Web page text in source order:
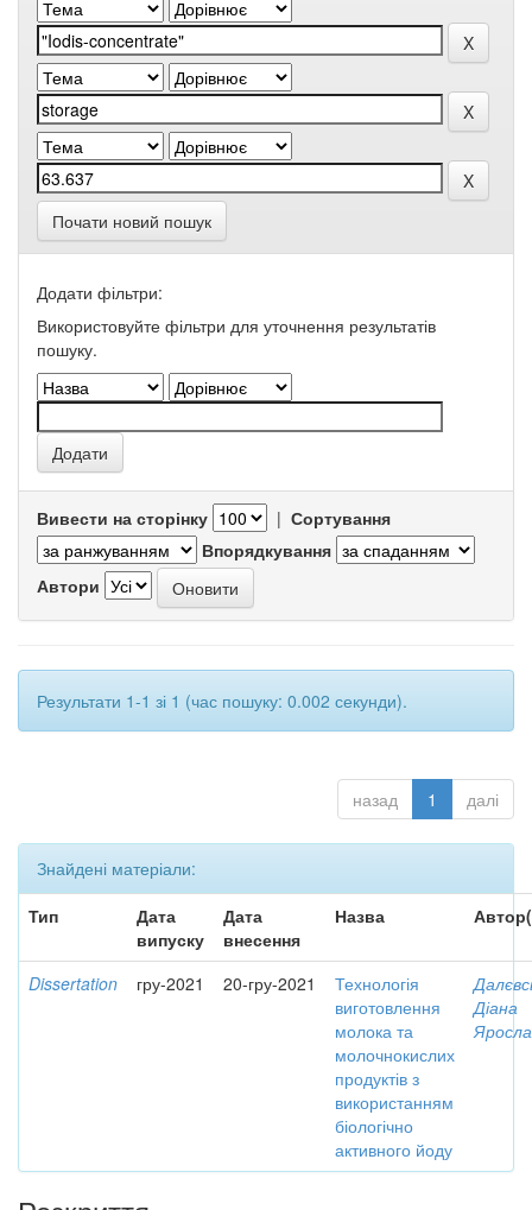
Почати новий пошук
Додати фільтри:
Використовуйте фільтри для уточнення результатів
пошуку.
Вивести на сторінку | Сортування
Впорядкування
Автори
Результати 1-1 зі 1 (час пошуку: 0.002 секунди).
назад 1 далі
Знайдені матеріали:
Тип
Дата
випуску
Дата
внесення
Назва
Dissertation гру-2021 20-гру-2021
Технологія
виготовлення
молока та
молочнокислих
продуктів з
використанням
біологічно
активного йоду
Діана